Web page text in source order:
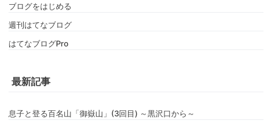
ブログをはじめる
週刊はてなブログ
はてなブログPro
最新記事
息子と登る百名山「御嶽山」(3回目) ～黒沢口から～